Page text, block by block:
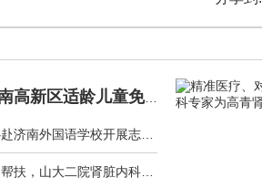
2022年度济南高新区适龄儿童免费涂氟工作顺利进行